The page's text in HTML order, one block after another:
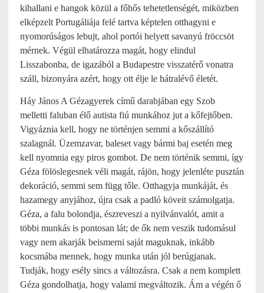
kihallani e hangok közül a főhős tehetetlenségét, miközben
elképzelt Portugáliája felé tartva képtelen otthagyni e
nyomorúságos lebujt, ahol portói helyett savanyú fröccsöt
mérnek. Végül elhatározza magát, hogy elindul
Lisszabonba, de igazából a Budapestre visszatérő vonatra
száll, bizonyára azért, hogy ott élje le hátralévő életét.
Háy János A Gézagyerek című darabjában egy Szob
melletti faluban élő autista fiú munkához jut a kőfejtőben.
Vigyáznia kell, hogy ne történjen semmi a kőszállító
szalagnál. Üzemzavar, baleset vagy bármi baj esetén meg
kell nyomnia egy piros gombot. De nem történik semmi, így
Géza fölöslegesnek véli magát, rájön, hogy jelenléte pusztán
dekoráció, semmi sem függ tőle. Otthagyja munkáját, és
hazamegy anyjához, újra csak a padló köveit számolgatja.
Géza, a falu bolondja, észreveszi a nyilvánvalót, amit a
többi munkás is pontosan lát; de ők nem veszik tudomásul
vagy nem akarják beismerni saját maguknak, inkább
kocsmába mennek, hogy munka után jól berúgjanak.
Tudják, hogy esély sincs a változásra. Csak a nem komplett
Géza gondolhatja, hogy valami megváltozik. Ám a végén ő